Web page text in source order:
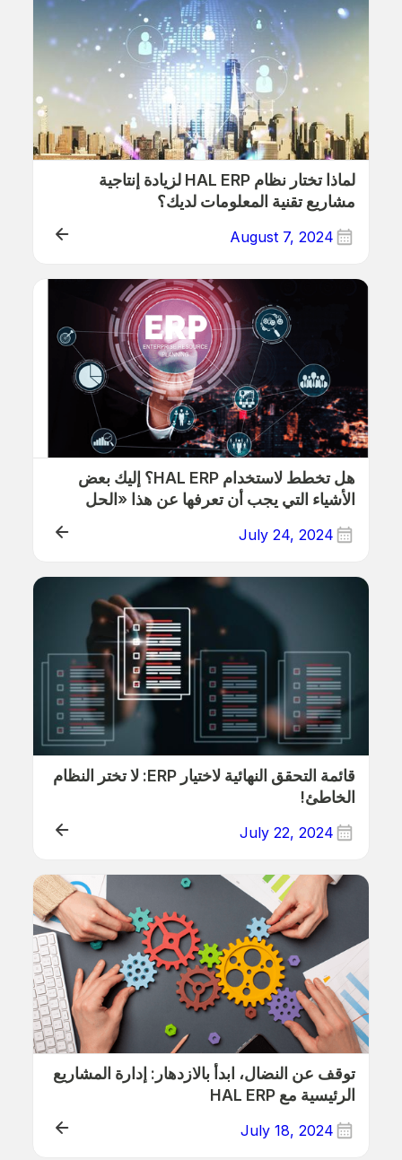
لماذا تختار نظام HAL ERP لزيادة إنتاجية
مشاريع تقنية المعلومات لديك؟
August 7, 2024
ذلك
هل تخطط لاستخدام HAL ERP؟ إليك بعض
الأشياء التي يجب أن تعرفها عن هذا «الحل
July 24, 2024
ذلك
قائمة التحقق النهائية لاختيار ERP: لا تختر النظام
الخاطئ!
July 22, 2024
ذلك
توقف عن النضال، ابدأ بالازدهار: إدارة المشاريع
الرئيسية مع HAL ERP
July 18, 2024